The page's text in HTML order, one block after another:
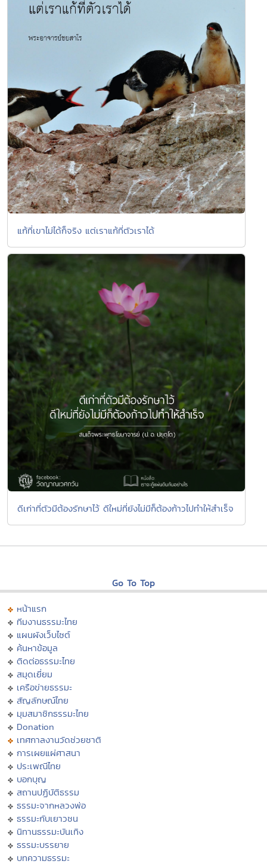
แก้ที่เขาไม่ได้ก็จริง แต่เราแก้ที่ตัวเราได้
ดีเก่าที่ตัวมีต้องรักษาไว้ ดีใหม่ที่ยังไม่มีก็ต้องก้าวไปทำให้สำเร็จ
Go To Top
หน้าแรก
ทีมงานธรรมะไทย
แผนผังเว็บไซต์
ค้นหาข้อมูล
ติดต่อธรรมะไทย
สมุดเยี่ยม
เครือข่ายธรรมะ
สัญลักษณ์ไทย
มุมสมาชิกธรรมะไทย
Donation
เทศกาลงานวัดช่วยชาติ
การเผยแผ่ศาสนา
ประเพณีไทย
บอกบุญ
สถานปฏิบัติธรรม
ธรรมะจากหลวงพ่อ
ธรรมะกับเยาวชน
นิทานธรรมะบันเทิง
ธรรมะบรรยาย
บทความธรรมะ